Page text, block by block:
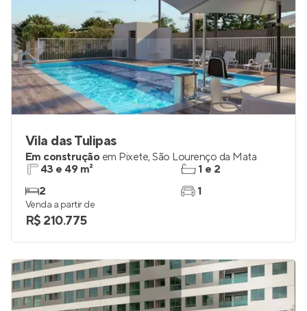
Vila das Tulipas
Em construção em Pixete,São Lourenço da Mata
43 e 49 m²
2
1 e 2
1
Venda a partir de
R$ 210.775